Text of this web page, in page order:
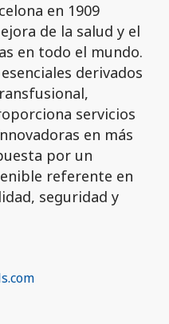
en 1909
de la salud y el
en todo el mundo.
derivados
servicios
en más
por un
referente en
seguridad y